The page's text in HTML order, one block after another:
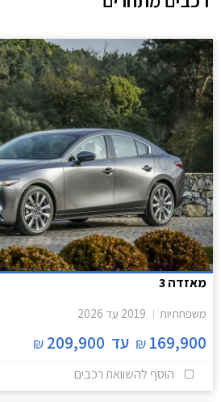
מאזדה 3
משפחתיות 2019 עד 2026
169,900
₪ עד 209,900
₪
הוסף להשוואת רכבים